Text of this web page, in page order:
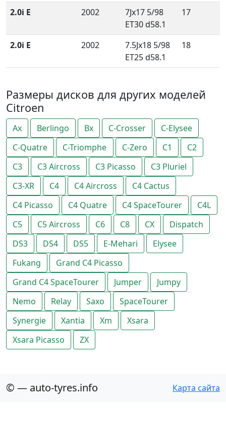
2.0i E 2002
7Jx17 5/98
ET30 d58.1
17
2.0i E 2002
7.5Jx18 5/98
ET25 d58.1
18
Размеры дисков для других моделей
Citroen
Ax Berlingo Bx C-Crosser
C-Elysee
C-Quatre
C-Triomphe C-Zero C1
C2
C3
C3 Aircross C3 Picasso
C3 Pluriel
C3-XR
C4 C4 Aircross
C4 Cactus
C4 Picasso
C4 Quatre C4 SpaceTourer
C4L
C5
C5 Aircross C6 C8 CX
Dispatch
DS3
DS4 DS5 E-Mehari
Elysee
Fukang
Grand C4 Picasso
Grand C4 SpaceTourer
Jumper
Jumpy
Nemo
Relay Saxo
SpaceTourer
Synergie
Xantia Xm
Xsara
Xsara Picasso
ZX
© — auto-tyres.info Карта сайта